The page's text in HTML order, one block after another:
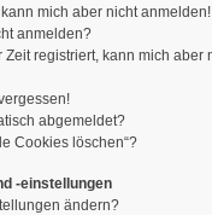
mich aber nicht anmelden!
anmelden?
Zeit registriert, kann mich aber
abgemeldet?
Cookies löschen“?
-einstellungen
ändern?